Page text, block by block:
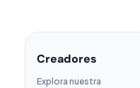
Creadores
Explora nuestra